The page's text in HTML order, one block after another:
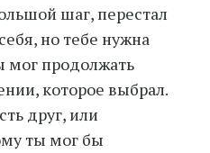
шаг, перестал
но тебе нужна
мог продолжать
которое выбрал.
друг, или
ты мог бы